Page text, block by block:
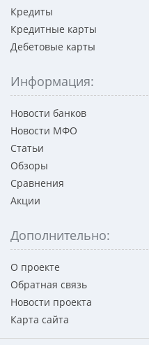
Кредиты
Кредитные карты
Дебетовые карты
Информация:
Новости банков
Новости МФО
Статьи
Обзоры
Сравнения
Акции
Дополнительно:
О проекте
Обратная связь
Новости проекта
Карта сайта